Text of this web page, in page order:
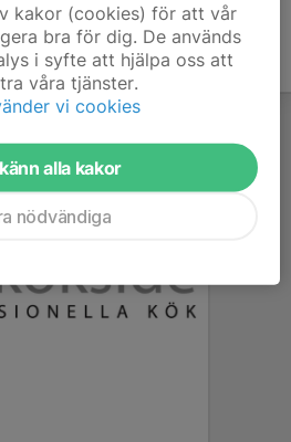
kakor (cookies) för att vår
bra för dig. De används
i syfte att hjälpa oss att
våra tjänster.
vi cookies
alla kakor
nödvändiga